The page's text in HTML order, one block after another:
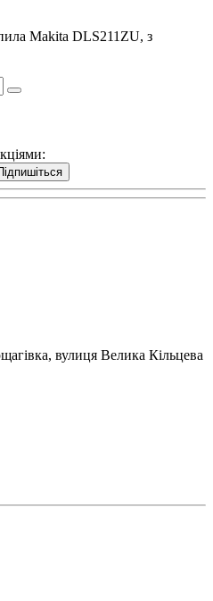
Makita DLS211ZU, з
вулиця Велика Кільцева